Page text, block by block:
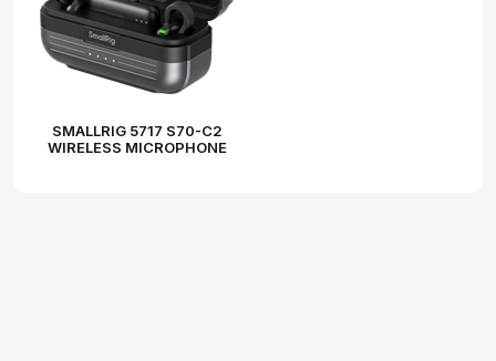
SMALLRIG 5717 S70-C2
WIRELESS MICROPHONE